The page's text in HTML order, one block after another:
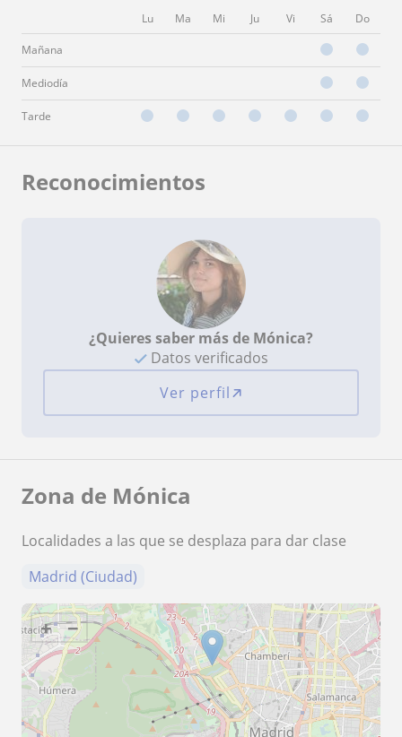
Lu Ma Mi Ju Vi Sá Do
Mañana
Mediodía
Tarde
Reconocimientos
¿Quieres saber más de Mónica?
Datos verificados
Ver perfil
Zona de Mónica
Localidades a las que se desplaza para dar clase
Madrid (Ciudad)
+ −